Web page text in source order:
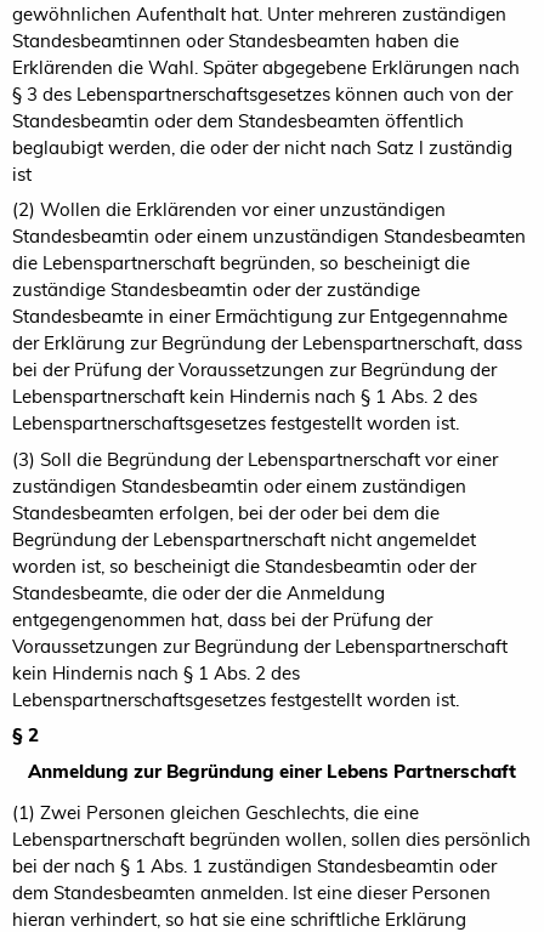
gewöhnlichen Aufenthalt hat. Unter mehreren zuständigen
Standesbeamtinnen oder Standesbeamten haben die
Erklärenden die Wahl. Später abgegebene Erklärungen nach
§ 3 des Lebenspartnerschaftsgesetzes können auch von der
Standesbeamtin oder dem Standesbeamten öffentlich
beglaubigt werden, die oder der nicht nach Satz l zuständig
ist
(2) Wollen die Erklärenden vor einer unzuständigen
Standesbeamtin oder einem unzuständigen Standesbeamten
die Lebenspartnerschaft begründen, so bescheinigt die
zuständige Standesbeamtin oder der zuständige
Standesbeamte in einer Ermächtigung zur Entgegennahme
der Erklärung zur Begründung der Lebenspartnerschaft, dass
bei der Prüfung der Voraussetzungen zur Begründung der
Lebenspartnerschaft kein Hindernis nach § 1 Abs. 2 des
Lebenspartnerschaftsgesetzes festgestellt worden ist.
(3) Soll die Begründung der Lebenspartnerschaft vor einer
zuständigen Standesbeamtin oder einem zuständigen
Standesbeamten erfolgen, bei der oder bei dem die
Begründung der Lebenspartnerschaft nicht angemeldet
worden ist, so bescheinigt die Standesbeamtin oder der
Standesbeamte, die oder der die Anmeldung
entgegengenommen hat, dass bei der Prüfung der
Voraussetzungen zur Begründung der Lebenspartnerschaft
kein Hindernis nach § 1 Abs. 2 des
Lebenspartnerschaftsgesetzes festgestellt worden ist.
§ 2
Anmeldung zur Begründung einer Lebens Partnerschaft
(1) Zwei Personen gleichen Geschlechts, die eine
Lebenspartnerschaft begründen wollen, sollen dies persönlich
bei der nach § 1 Abs. 1 zuständigen Standesbeamtin oder
dem Standesbeamten anmelden. Ist eine dieser Personen
hieran verhindert, so hat sie eine schriftliche Erklärung